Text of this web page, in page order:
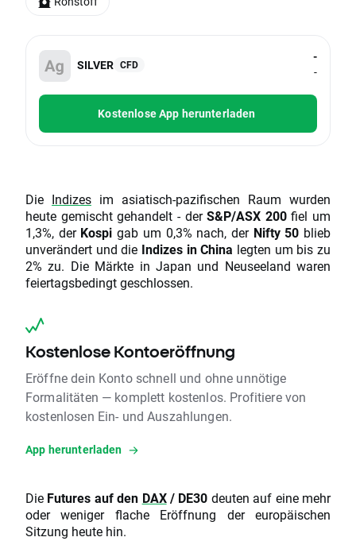
SILVER CFD
-
-
Kostenlose App herunterladen
Die Indizes im asiatisch-pazifischen Raum wurden
heute gemischt gehandelt - derS&P/ASX 200fiel um
1,3%, der Kospigab um 0,3% nach, der Nifty 50 blieb
unverändert und die Indizes in China legten um bis zu
2% zu. Die Märkte in Japan und Neuseeland waren
feiertagsbedingt geschlossen.
Kostenlose Kontoeröffnung
Eröffne dein Konto schnell und ohne unnötige
Formalitäten — komplett kostenlos. Profitiere von
kostenlosen Ein- und Auszahlungen.
App herunterladen
Die Futures auf den DAX/ DE30 deuten auf eine mehr
oder weniger flache Eröffnung der europäischen
Sitzung heute hin.